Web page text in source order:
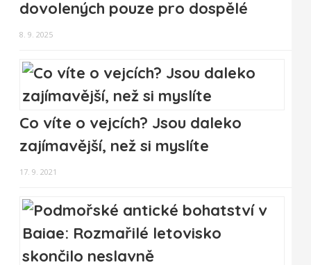
dovolených pouze pro dospělé
8. 9. 2025
Co víte o vejcích? Jsou daleko
zajímavější, než si myslíte
17. 9. 2021